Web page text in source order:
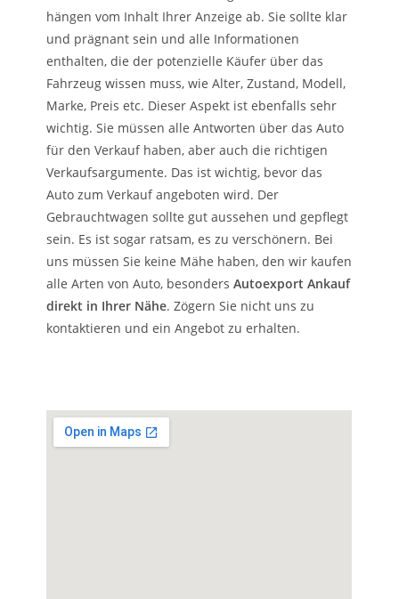
hängen vom Inhalt Ihrer Anzeige ab. Sie sollte klar
und prägnant sein und alle Informationen
enthalten, die der potenzielle Käufer über das
Fahrzeug wissen muss, wie Alter, Zustand, Modell,
Marke, Preis etc. Dieser Aspekt ist ebenfalls sehr
wichtig. Sie müssen alle Antworten über das Auto
für den Verkauf haben, aber auch die richtigen
Verkaufsargumente. Das ist wichtig, bevor das
Auto zum Verkauf angeboten wird. Der
Gebrauchtwagen sollte gut aussehen und gepflegt
sein. Es ist sogar ratsam, es zu verschönern. Bei
uns müssen Sie keine Mähe haben, den wir kaufen
alle Arten von Auto, besondersAutoexport Ankauf
direkt in Ihrer Nähe. Zögern Sie nicht uns zu
kontaktieren und ein Angebot zu erhalten.